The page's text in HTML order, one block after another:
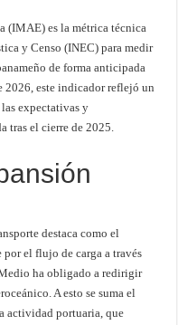
(IMAE) es la métrica técnica
y Censo (INEC) para medir
de forma anticipada
2026, este indicador reflejó un
expectativas y
tras el cierre de 2025.
destaca como el
el flujo de carga a través
ha obligado a redirigir
A esto se suma el
actividad portuaria, que